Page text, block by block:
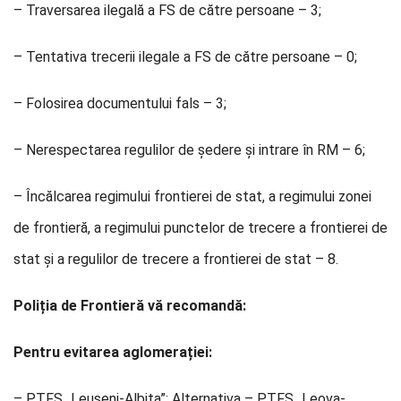
– Traversarea ilegală a FS de către persoane – 3;
– Tentativa trecerii ilegale a FS de către persoane – 0;
– Folosirea documentului fals – 3;
– Nerespectarea regulilor de ședere și intrare în RM – 6;
– Încălcarea regimului frontierei de stat, a regimului zonei
de frontieră, a regimului punctelor de trecere a frontierei de
stat și a regulilor de trecere a frontierei de stat – 8.
Poliția de Frontieră vă recomandă:
Pentru evitarea aglomerației: